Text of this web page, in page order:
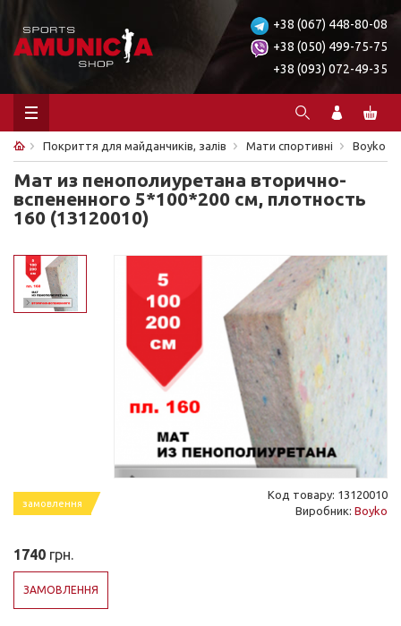
+38 (067) 448-80-08
+38 (050) 499-75-75
+38 (093) 072-49-35
Покриття для майданчиків, залів Мати спортивні Boyko
Мат из пенополиуретана вторично-
вспененного 5*100*200 см, плотность
160 (13120010)
замовлення
Код товару: 13120010
Виробник: Boyko
1740 грн.
ЗАМОВЛЕННЯ